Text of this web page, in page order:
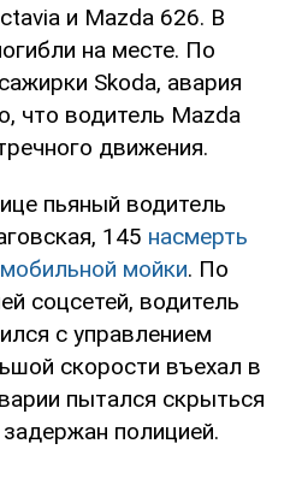
и Mazda 626. В
на месте. По
Skoda, авария
что водитель Mazda
движения.
пьяный водитель
145 насмерть
мойки. По
соцсетей, водитель
с управлением
скорости въехал в
пытался скрыться
полицией.